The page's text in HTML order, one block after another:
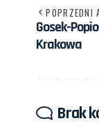
POPRZEDNI
Gosek-
Krakowa
Brak